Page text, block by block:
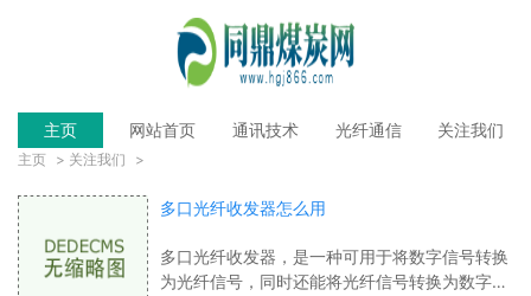
主页 网站首页 通讯技术 光纤通信 关注我们
主页 > 关注我们 >
多口光纤收发器怎么用
多口光纤收发器，是一种可用于将数字信号转换
为光纤信号，同时还能将光纤信号转换为数字信